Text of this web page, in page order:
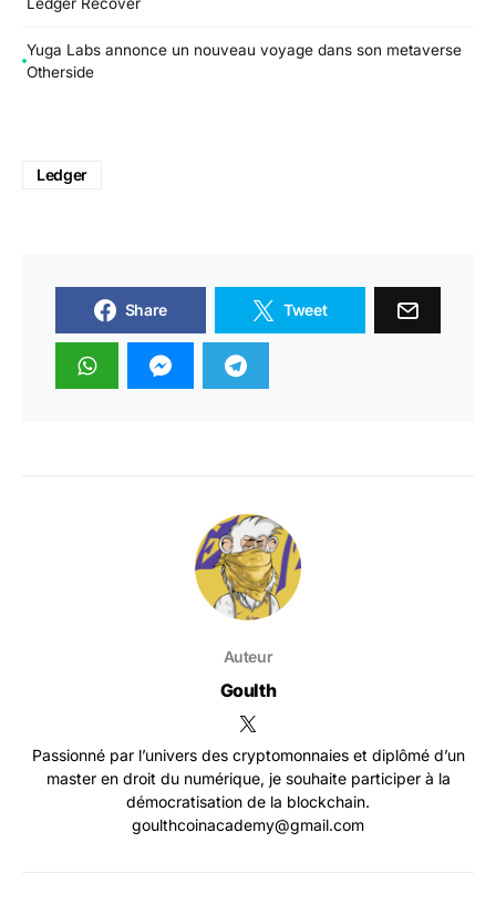
Yuga Labs annonce un nouveau voyage dans son metaverse
Otherside
Ledger
Share Tweet
Auteur
Goulth
Passionné par l’univers des cryptomonnaies et diplômé d’un
master en droit du numérique, je souhaite participer à la
démocratisation de la blockchain.
goulthcoinacademy@gmail.com